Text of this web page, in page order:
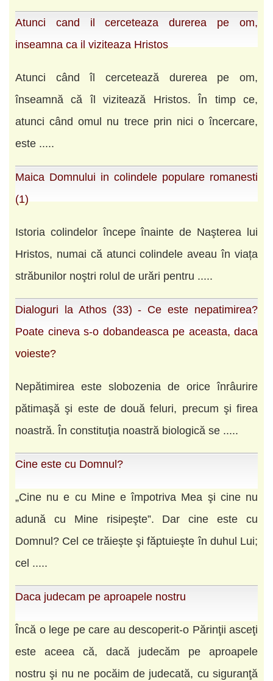
Atunci cand il cerceteaza durerea pe om,
inseamna ca il viziteaza Hristos
Atunci când îl cercetează durerea pe om,
înseamnă că îl vizitează Hristos. În timp ce,
atunci când omul nu trece prin nici o încercare,
este .....
Maica Domnului in colindele populare romanesti
(1)
Istoria colindelor începe înainte de Naşterea lui
Hristos, numai că atunci colindele aveau în viața
stră­bunilor noştri rolul de urări pentru .....
Dialoguri la Athos (33) - Ce este nepatimirea?
Poate cineva s-o dobandeasca pe aceasta, daca
voieste?
Nepătimirea este slobozenia de orice înrâurire
pătimaşă şi este de două feluri, precum şi firea
noastră. În constituţia noastră biologică se .....
Cine este cu Domnul?
„Cine nu e cu Mine e împotriva Mea şi cine nu
adună cu Mine risipeşte”. Dar cine este cu
Domnul? Cel ce trăieşte şi făptuieşte în duhul Lui;
cel .....
Daca judecam pe aproapele nostru
Încă o lege pe care au descoperit-o Părinţii asceţi
este aceea că, dacă judecăm pe aproapele
nostru şi nu ne pocăim de judecată, cu siguranţă